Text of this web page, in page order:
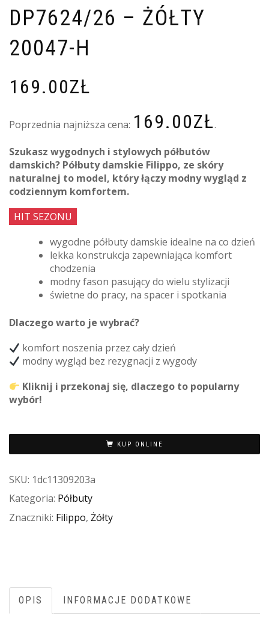
DP7624/26 – ŻÓŁTY
20047-H
169.00ZŁ
Poprzednia najniższa cena: 169.00ZŁ.
Szukasz wygodnych i stylowych półbutów
damskich? Półbuty damskie Filippo, ze skóry
naturalnej to model, który łączy modny wygląd z
codziennym komfortem.
HIT SEZONU
wygodne półbuty damskie idealne na co dzień
lekka konstrukcja zapewniająca komfort
chodzenia
modny fason pasujący do wielu stylizacji
świetne do pracy, na spacer i spotkania
Dlaczego warto je wybrać?
komfort noszenia przez cały dzień
modny wygląd bez rezygnacji z wygody
Kliknij i przekonaj się, dlaczego to popularny
wybór!
KUP ONLINE
SKU: 1dc11309203a
Kategoria: Półbuty
Znaczniki: Filippo, Żółty
OPIS INFORMACJE DODATKOWE